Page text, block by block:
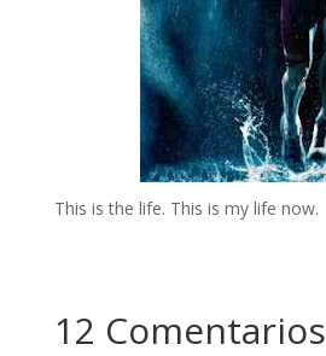
This is the life. This is my life now.
12 Comentarios